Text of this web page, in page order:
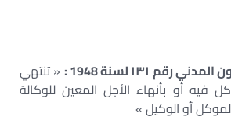
« تنتهي
فيه أو بأنهاء الأجل المعين للوكالة
أو الوكيل »